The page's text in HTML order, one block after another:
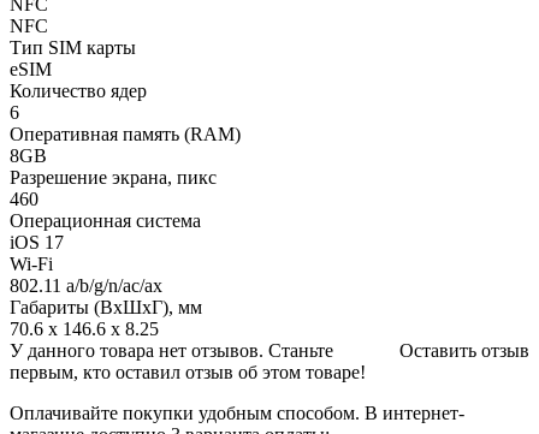
NFC
Тип SIM карты
eSIM
Количество ядер
6
Оперативная память (RAM)
8GB
Разрешение экрана, пикс
460
Операционная система
iOS 17
Wi-Fi
802.11 a/b/g/n/ac/ax
Габариты (ВхШхГ), мм
70.6 x 146.6 x 8.25
Оставить отзыв
У данного товара нет отзывов. Станьте
первым, кто оставил отзыв об этом товаре!
Оплачивайте покупки удобным способом. В интернет-